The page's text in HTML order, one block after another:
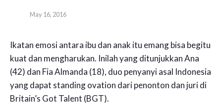
May 16, 2016
Ikatan emosi antara ibu dan anak itu emang bisa begitu
kuat dan mengharukan. Inilah yang ditunjukkan Ana
(42) dan Fia Almanda (18), duo penyanyi asal Indonesia
yang dapat standing ovation dari penonton dan juri di
Britain’s Got Talent (BGT).